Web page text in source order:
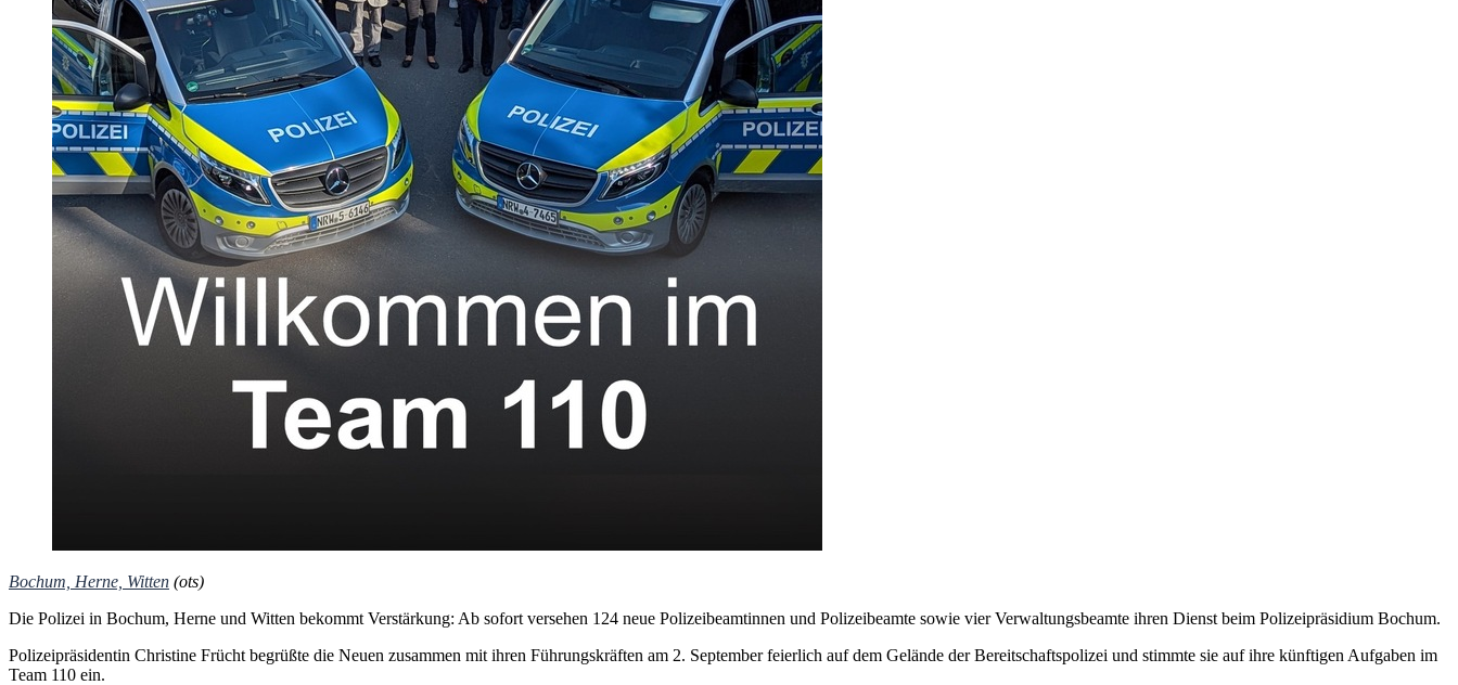
Bochum, Herne, Witten (ots)
Die Polizei in Bochum, Herne und Witten bekommt Verstärkung: Ab sofort versehen 124 neue Polizeibeamtinnen und Polizeibeamte sowie vier Verwaltungsbeamte ihren Dienst beim Polizeipräsidium Bochum.
Polizeipräsidentin Christine Frücht begrüßte die Neuen zusammen mit ihren Führungskräften am 2. September feierlich auf dem Gelände der Bereitschaftspolizei und stimmte sie auf ihre künftigen Aufgaben im
Team 110 ein.